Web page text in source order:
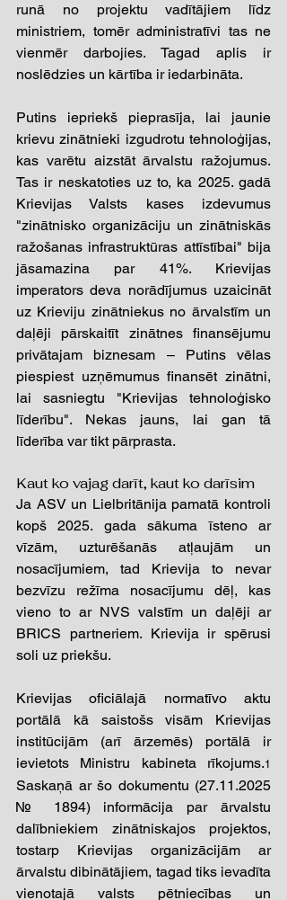
runā no projektu vadītājiem līdz
ministriem, tomēr administratīvi tas ne
vienmēr darbojies. Tagad aplis ir
noslēdzies un kārtība ir iedarbināta.
Putins iepriekš pieprasīja, lai jaunie
krievu zinātnieki izgudrotu tehnoloģijas,
kas varētu aizstāt ārvalstu ražojumus.
Tas ir neskatoties uz to, ka 2025. gadā
Krievijas Valsts kases izdevumus
"zinātnisko organizāciju un zinātniskās
ražošanas infrastruktūras attīstībai" bija
jāsamazina par 41%. Krievijas
imperators deva norādījumus uzaicināt
uz Krieviju zinātniekus no ārvalstīm un
daļēji pārskaitīt zinātnes finansējumu
privātajam biznesam – Putins vēlas
piespiest uzņēmumus finansēt zinātni,
lai sasniegtu "Krievijas tehnoloģisko
līderību". Nekas jauns, lai gan tā
līderība var tikt pārprasta.
Kaut ko vajag darīt, kaut ko darīsim
Ja ASV un Lielbritānija pamatā kontroli
kopš 2025. gada sākuma īsteno ar
vīzām, uzturēšanās atļaujām un
nosacījumiem, tad Krievija to nevar
bezvīzu režīma nosacījumu dēļ, kas
vieno to ar NVS valstīm un daļēji ar
BRICS partneriem. Krievija ir spērusi
soli uz priekšu.
Krievijas oficiālajā normatīvo aktu
portālā kā saistošs visām Krievijas
institūcijām (arī ārzemēs) portālā ir
ievietots Ministru kabineta rīkojums.1
Saskaņā ar šo dokumentu (27.11.2025
№ 1894) informācija par ārvalstu
dalībniekiem zinātniskajos projektos,
tostarp Krievijas organizācijām ar
ārvalstu dibinātājiem, tagad tiks ievadīta
vienotajā valsts pētniecības un